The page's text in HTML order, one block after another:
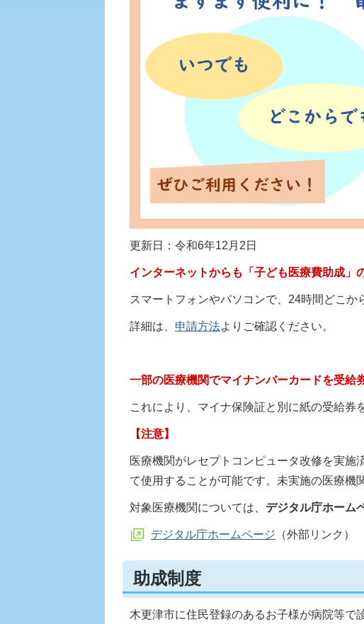
更新日：令和6年12月2日
インターネットからも「子ども医療費助成」
スマートフォンやパソコンで、24時間どこか
詳細は、 申請方法よりご確認ください。
一部の医療機関でマイナンバーカードを受給
これにより、マイナ保険証と別に紙の受給券
【注意】
医療機関がレセプトコンピュータ改修を実施
て使用することが可能です。未実施の医療機
対象医療機関については、 デジタル庁ホーム
デジタル庁ホームページ （外部リンク）
助成制度
木更津市に住民登録のあるお子様が病院等で